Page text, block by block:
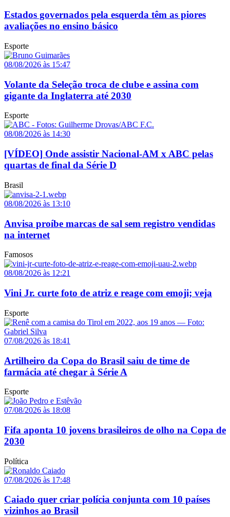
Estados governados pela esquerda têm as piores
avaliações no ensino básico
Esporte
08/08/2026 às 15:47
Volante da Seleção troca de clube e assina com
gigante da Inglaterra até 2030
Esporte
08/08/2026 às 14:30
[VÍDEO] Onde assistir Nacional-AM x ABC pelas
quartas de final da Série D
Brasil
08/08/2026 às 13:10
Anvisa proíbe marcas de sal sem registro vendidas
na internet
Famosos
08/08/2026 às 12:21
Vini Jr. curte foto de atriz e reage com emoji; veja
Esporte
07/08/2026 às 18:41
Artilheiro da Copa do Brasil saiu de time de
farmácia até chegar à Série A
Esporte
07/08/2026 às 18:08
Fifa aponta 10 jovens brasileiros de olho na Copa de
2030
Política
07/08/2026 às 17:48
Caiado quer criar polícia conjunta com 10 países
vizinhos ao Brasil